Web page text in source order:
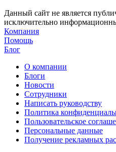
Данный сайт не является
исключительно
Компания
Помощь
Блог
О компании
Блоги
Новости
Сотрудники
Написать руководству
Политика
Пользовательское
Персональные данные
Получение рекламных